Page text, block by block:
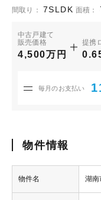
間取り： 7SLDK 面積：
中古戸建て
販売価格
4,500万円
提携
毎月のお支払い
物件情報
物件名 湖南